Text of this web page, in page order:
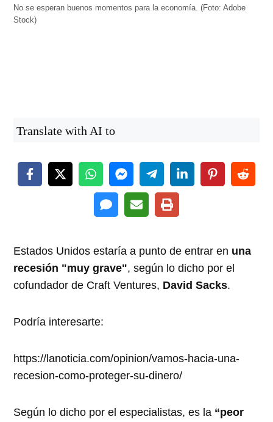
No se esperan buenos momentos para la economía. (Foto: Adobe
Stock)
Translate with AI to
Estados Unidos estaría a punto de entrar en una
recesión "muy grave", según lo dicho por el
cofundador de Craft Ventures, David Sacks.
Podría interesarte:
https://lanoticia.com/opinion/vamos-hacia-una-
recesion-como-proteger-su-dinero/
Según lo dicho por el especialistas, es la “peor